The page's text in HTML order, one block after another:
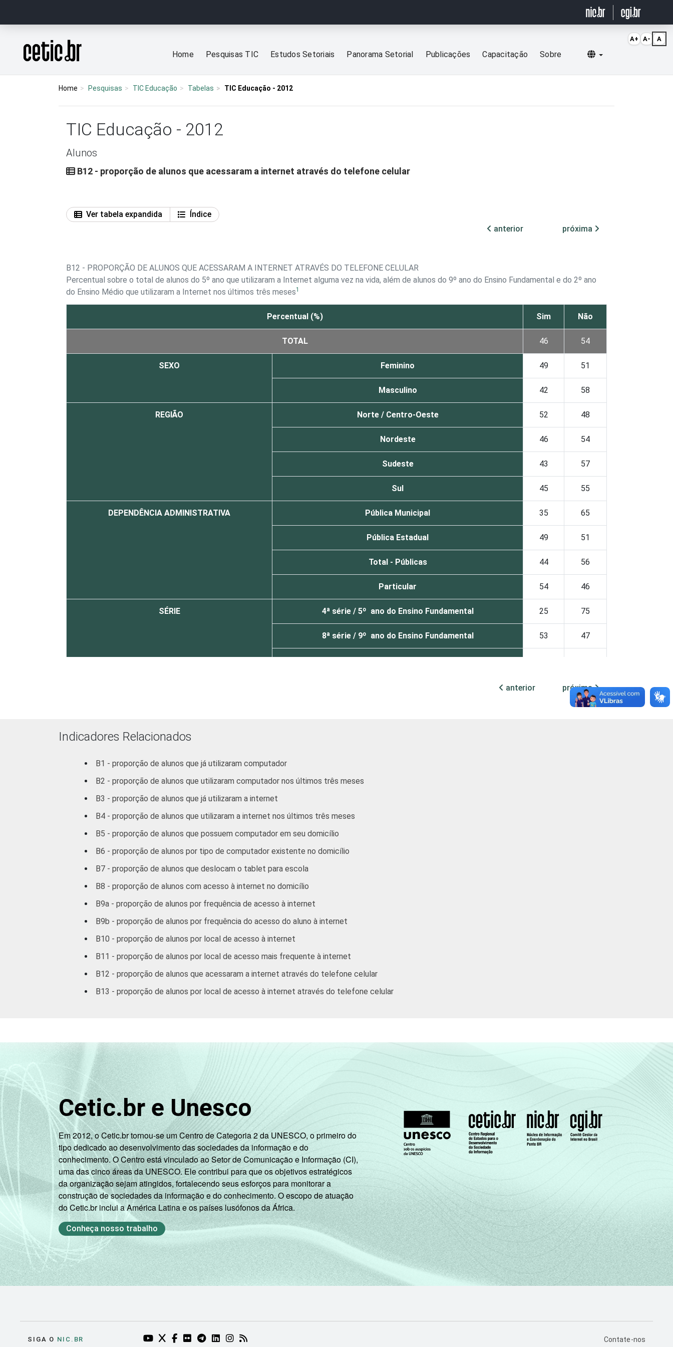
Página inicial
Home Pesquisas TIC Estudos Setoriais Panorama Setorial Publicações Capacitação Sobre Selecionar idioma
Home Pesquisas TIC Educação Tabelas TIC Educação - 2012
TIC Educação - 2012
Alunos
B12 - proporção de alunos que acessaram a internet através do telefone celular
Ver tabela expandida
Índice
anterior
próxima
B12 - PROPORÇÃO DE ALUNOS QUE ACESSARAM A INTERNET ATRAVÉS DO TELEFONE CELULAR
Percentual sobre o total de alunos do 5º ano que utilizaram a Internet alguma vez na vida, além de alunos do 9º ano do Ensino Fundamental e do 2º ano
do Ensino Médio que utilizaram a Internet nos últimos três meses1
Percentual (%) Sim Não
TOTAL 46 54
SEXO Feminino 49 51
Masculino 42 58
REGIÃO Norte / Centro-Oeste 52 48
Nordeste 46 54
Sudeste 43 57
Sul 45 55
DEPENDÊNCIA ADMINISTRATIVA Pública Municipal 35 65
Pública Estadual 49 51
Total - Públicas 44 56
Particular 54 46
SÉRIE 4ª série / 5º ano do Ensino Fundamental 25 75
8ª série / 9º ano do Ensino Fundamental 53 47
Base: 7 415 alunos do 5º ano que utilizaram a Internet alguma vez na vida e alunos do 9º ano do Ensino Fundamental/2º ano do Ensino Médio que
anterior próxima
Indicadores Relacionados
B1 - proporção de alunos que já utilizaram computador
B2 - proporção de alunos que utilizaram computador nos últimos três meses
B3 - proporção de alunos que já utilizaram a internet
B4 - proporção de alunos que utilizaram a internet nos últimos três meses
B5 - proporção de alunos que possuem computador em seu domicílio
B6 - proporção de alunos por tipo de computador existente no domicílio
B7 - proporção de alunos que deslocam o tablet para escola
B8 - proporção de alunos com acesso à internet no domicílio
B9a - proporção de alunos por frequência de acesso à internet
B9b - proporção de alunos por frequência do acesso do aluno à internet
B10 - proporção de alunos por local de acesso à internet
B11 - proporção de alunos por local de acesso mais frequente à internet
B12 - proporção de alunos que acessaram a internet através do telefone celular
B13 - proporção de alunos por local de acesso à internet através do telefone celular
Cetic.br e Unesco
Em 2012, o Cetic.br tornou-se um Centro de Categoria 2 da UNESCO, o primeiro do
tipo dedicado ao desenvolvimento das sociedades da informação e do
conhecimento. O Centro está vinculado ao Setor de Comunicação e Informação (CI),
uma das cinco áreas da UNESCO. Ele contribui para que os objetivos estratégicos
da organização sejam atingidos, fortalecendo seus esforços para monitorar a
construção de sociedades da informação e do conhecimento. O escopo de atuação
do Cetic.br inclui a América Latina e os países lusófonos da África.
Conheça nosso trabalho
SIGA O NIC.BR YOUTUBE DO NIC.BR (ABRE EM NOVA ABA)
TWITTER DO NIC.BR (ABRE EM NOVA ABA)
FACEBOOK DO NIC.BR (ABRE EM NOVA ABA)
FLICKR DO NIC.BR (ABRE EM NOVA ABA)
TELEGRAM DO NIC.BR (ABRE EM NOVA ABA)
LINKEDIN DO NIC.BR (ABRE EM NOVA ABA)
INSTAGRAM DO NIC.BR (ABRE EM NOVA ABA)
RSS DO NIC.BR (ABRE EM NOVA ABA) PÁGINA DE
Contate-nos
A+ A- A